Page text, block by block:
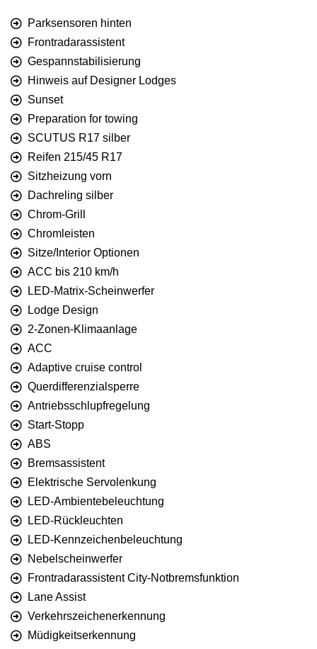
Parksensoren hinten
Frontradarassistent
Gespannstabilisierung
Hinweis auf Designer Lodges
Sunset
Preparation for towing
SCUTUS R17 silber
Reifen 215/45 R17
Sitzheizung vorn
Dachreling silber
Chrom-Grill
Chromleisten
Sitze/Interior Optionen
ACC bis 210 km/h
LED-Matrix-Scheinwerfer
Lodge Design
2-Zonen-Klimaanlage
ACC
Adaptive cruise control
Querdifferenzialsperre
Antriebsschlupfregelung
Start-Stopp
ABS
Bremsassistent
Elektrische Servolenkung
LED-Ambientebeleuchtung
LED-Rückleuchten
LED-Kennzeichenbeleuchtung
Nebelscheinwerfer
Frontradarassistent City-Notbremsfunktion
Lane Assist
Verkehrszeichenerkennung
Müdigkeitserkennung